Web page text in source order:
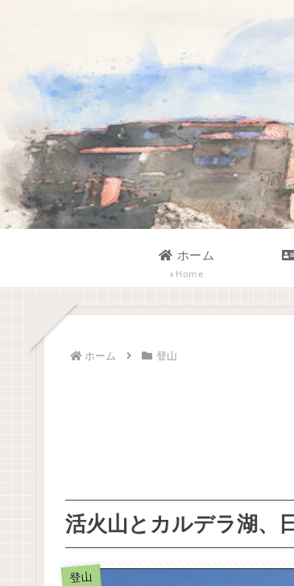
ホーム
Home
ホーム 登山
活火山とカルデラ湖、
登山